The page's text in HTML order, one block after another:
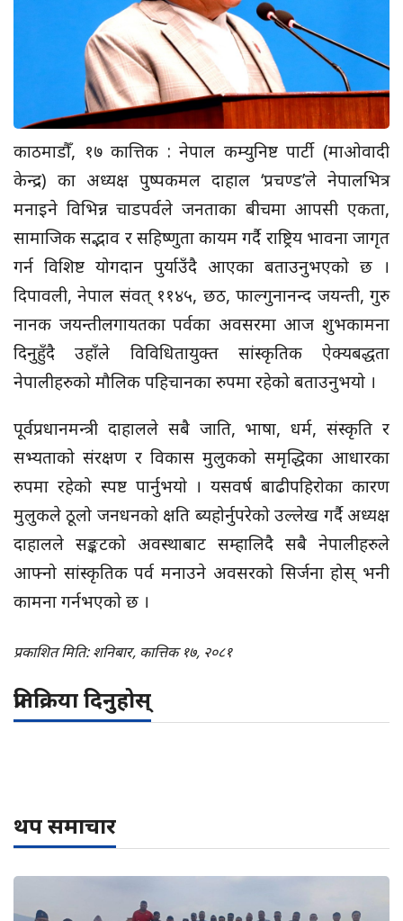
काठमाडौँ, १७ कात्तिक : नेपाल कम्युनिष्ट पार्टी (माओवादी
केन्द्र) का अध्यक्ष पुष्पकमल दाहाल ‘प्रचण्ड’ले नेपालभित्र
मनाइने विभिन्न चाडपर्वले जनताका बीचमा आपसी एकता,
सामाजिक सद्भाव र सहिष्णुता कायम गर्दै राष्ट्रिय भावना जागृत
गर्न विशिष्ट योगदान पुर्याउँदै आएका बताउनुभएको छ ।
दिपावली, नेपाल संवत् ११४५, छठ, फाल्गुनानन्द जयन्ती, गुरु
नानक जयन्तीलगायतका पर्वका अवसरमा आज शुभकामना
दिनुहुँदै उहाँले विविधितायुक्त सांस्कृतिक ऐक्यबद्धता
नेपालीहरुको मौलिक पहिचानका रुपमा रहेको बताउनुभयो ।
पूर्वप्रधानमन्त्री दाहालले सबै जाति, भाषा, धर्म, संस्कृति र
सभ्यताको संरक्षण र विकास मुलुकको समृद्धिका आधारका
रुपमा रहेको स्पष्ट पार्नुभयो । यसवर्ष बाढीपहिरोका कारण
मुलुकले ठूलो जनधनको क्षति ब्यहोर्नुपरेको उल्लेख गर्दै अध्यक्ष
दाहालले सङ्कटको अवस्थाबाट सम्हालिदै सबै नेपालीहरुले
आफ्नो सांस्कृतिक पर्व मनाउने अवसरको सिर्जना होस् भनी
कामना गर्नभएको छ ।
प्रकाशित मिति: शनिबार, कात्तिक १७, २०८१
प्रतिक्रिया दिनुहोस्
थप समाचार